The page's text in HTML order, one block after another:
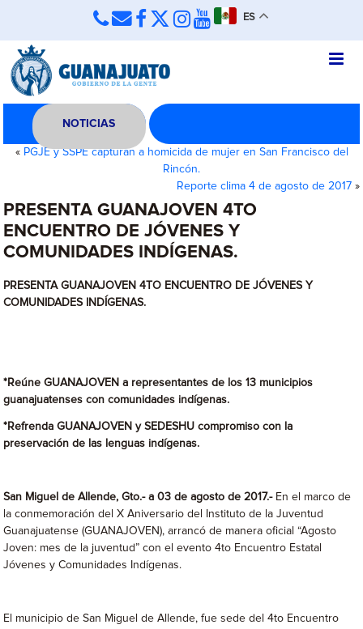
ES
NOTICIAS
« PGJE y SSPE capturan a homicida de mujer en San Francisco del
Rincón.
Reporte clima 4 de agosto de 2017»
PRESENTA GUANAJOVEN 4TO
ENCUENTRO DE JÓVENES Y
COMUNIDADES INDÍGENAS.
PRESENTA GUANAJOVEN 4TO ENCUENTRO DE JÓVENES Y
COMUNIDADES INDÍGENAS.
*Reúne GUANAJOVEN a representantes de los 13 municipios
guanajuatenses con comunidades indígenas.
*Refrenda GUANAJOVEN y SEDESHU compromiso con la
preservación de las lenguas indígenas.
San Miguel de Allende, Gto.- a 03 de agosto de 2017.-En el marco de
la conmemoración del X Aniversario del Instituto de la Juventud
Guanajuatense (GUANAJOVEN), arrancó de manera oficial “Agosto
Joven: mes de la juventud” con el evento 4to Encuentro Estatal
Jóvenes y Comunidades Indígenas.
El municipio de San Miguel de Allende, fue sede del 4to Encuentro